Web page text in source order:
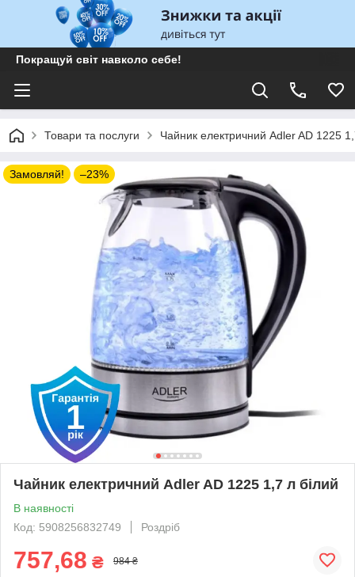
Покращуй світ навколо себе!
Товари та послуги Чайник електричний Adler AD 1225
Замовляй! –23%
Чайник електричний Adler AD 1225 1,7 л білий
В наявності
Код: 5908256832749
Роздріб
757,68 ₴ 984 ₴